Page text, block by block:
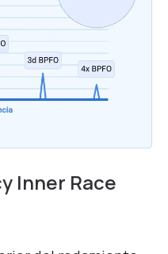
Inner Race